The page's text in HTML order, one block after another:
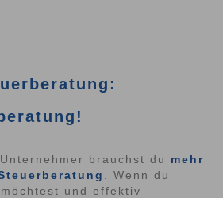
brauchst du mehr
. Wenn du
und effektiv